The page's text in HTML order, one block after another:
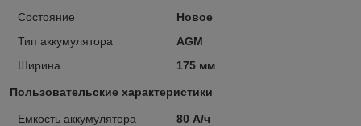
Состояние
Новое
Тип аккумулятора
AGM
Ширина
175 мм
Пользовательские характеристики
Емкость аккумулятора
80 А/ч